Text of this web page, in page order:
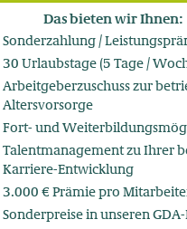
Das bieten wir Ihnen:
Sonderzahlung /
30 Urlaubstage (5 Tage /
Arbeitgeberzuschuss zur
Altersvorsorge
Fort- und
Talentmanagement zu Ihrer
Karriere-Entwicklung
3.000 € Prämie pro
Sonderpreise in unseren